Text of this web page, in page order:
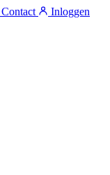
Contact
Inloggen